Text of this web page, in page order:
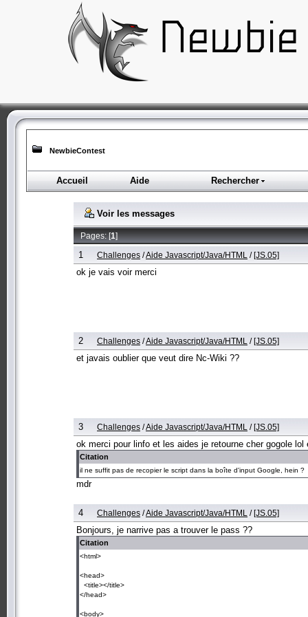
NewbieContest
Accueil Aide Rechercher
Voir les messages
Pages: [1]
1 Challenges /Aide Javascript/Java/HTML /[JS.05]
ok je vais voir merci
2 Challenges /Aide Javascript/Java/HTML /[JS.05]
et javais oublier que veut dire Nc-Wiki ??
3 Challenges /Aide Javascript/Java/HTML /[JS.05]
ok merci pour linfo et les aides je retourne cher gogole lol
Citation
il ne suffit pas de recopier le script dans la boîte d'input Google, hein ?
mdr
4 Challenges /Aide Javascript/Java/HTML /[JS.05]
Bonjours, je narrive pas a trouver le pass ??
Citation
<html>
<head>
<title></title>
</head>
<body>